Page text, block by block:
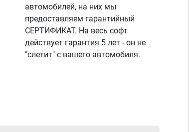
автомобилей, на них мы
предоставляем гарантийный
СЕРТИФИКАТ. На весь софт
действует гарантия 5 лет - он не
"слетит" с вашего автомобиля.